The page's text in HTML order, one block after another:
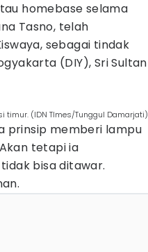
homebase selama
Tasno, telah
sebagai tindak
(DIY), Sri Sultan
timur. (IDN TImes/Tunggul Damarjati)
prinsip memberi lampu
tetapi ia
bisa ditawar.